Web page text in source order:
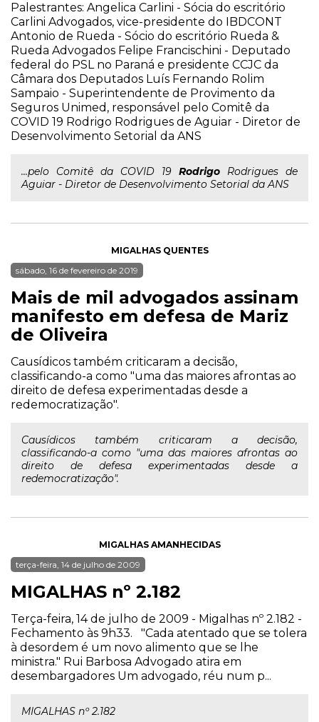
Palestrantes: Angelica Carlini - Sócia do escritório
Carlini Advogados, vice-presidente do IBDCONT
Antonio de Rueda - Sócio do escritório Rueda &
Rueda Advogados Felipe Francischini - Deputado
federal do PSL no Paraná e presidente CCJC da
Câmara dos Deputados Luís Fernando Rolim
Sampaio - Superintendente de Provimento da
Seguros Unimed, responsável pelo Comitê da
COVID 19 Rodrigo Rodrigues de Aguiar - Diretor de
Desenvolvimento Setorial da ANS
...pelo Comitê da COVID 19 Rodrigo Rodrigues de
Aguiar - Diretor de Desenvolvimento Setorial da ANS
MIGALHAS QUENTES
sábado, 16 de fevereiro de 2019
Mais de mil advogados assinam
manifesto em defesa de Mariz
de Oliveira
Causídicos também criticaram a decisão,
classificando-a como "uma das maiores afrontas ao
direito de defesa experimentadas desde a
redemocratização".
Causídicos também criticaram a decisão,
classificando-a como "uma das maiores afrontas ao
direito de defesa experimentadas desde a
redemocratização".
MIGALHAS AMANHECIDAS
terça-feira, 14 de julho de 2009
MIGALHAS nº 2.182
Terça-feira, 14 de julho de 2009 - Migalhas nº 2.182 -
Fechamento às 9h33. "Cada atentado que se tolera
à desordem é um novo alimento que se lhe
ministra." Rui Barbosa Advogado atira em
desembargadores Um advogado, réu num p...
MIGALHAS nº 2.182